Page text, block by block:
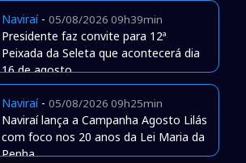
Naviraí- 05/08/2026 09h39min
Presidente faz convite para 12ª
Peixada da Seleta que acontecerá dia
16 de agosto
Naviraí- 05/08/2026 09h25min
Naviraí lança a Campanha Agosto Lilás
com foco nos 20 anos da Lei Maria da
Penha